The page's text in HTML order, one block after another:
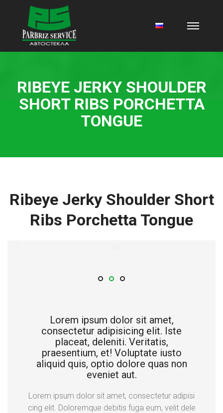
RIBEYE JERKY SHOULDER
SHORT RIBS PORCHETTA
TONGUE
Ribeye Jerky Shoulder Short
Ribs Porchetta Tongue
Lorem ipsum dolor sit amet,
consectetur adipisicing elit. Iste
placeat, deleniti. Veritatis,
praesentium, et! Voluptate iusto
aliquid quis, optio dolore quas non
eveniet aut.
Lorem ipsum dolor sit amet, consectetur adipisi
cing elit. Doloremque debitis fuga eum, velit dele